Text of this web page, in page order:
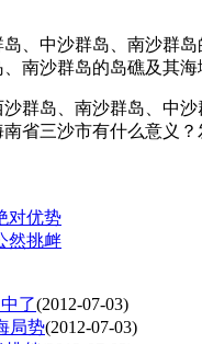
中沙群岛、南沙群岛
南沙群岛的岛礁及其海
岛、南沙群岛、中沙
省三沙市有什么意义
对优势
然挑衅
了(2012-07-03)
局势(2012-07-03)